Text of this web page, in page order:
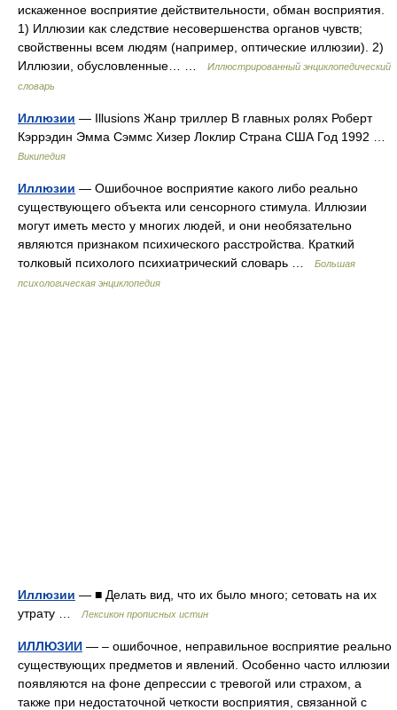
искаженное восприятие действительности, обман восприятия.
1) Иллюзии как следствие несовершенства органов чувств;
свойственны всем людям (например, оптические иллюзии). 2)
Иллюзии, обусловленные… …
Иллюстрированный энциклопедический
словарь
Иллюзии — Illusions Жанр триллер В главных ролях Роберт
Кэррэдин Эмма Сэммс Хизер Локлир Страна США Год 1992 …
Википедия
Иллюзии — Ошибочное восприятие какого либо реально
существующего объекта или сенсорного стимула. Иллюзии
могут иметь место у многих людей, и они необязательно
являются признаком психического расстройства. Краткий
толковый психолого психиатрический словарь …
Большая
психологическая энциклопедия
Иллюзии — ■ Делать вид, что их было много; сетовать на их
утрату …
Лексикон прописных истин
ИЛЛЮЗИИ — – ошибочное, неправильное восприятие реально
существующих предметов и явлений. Особенно часто иллюзии
появляются на фоне депрессии с тревогой или страхом, а
также при недостаточной четкости восприятия, связанной с